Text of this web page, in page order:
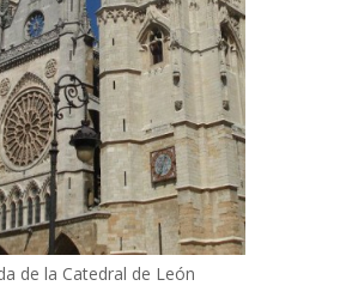
de la Catedral de León